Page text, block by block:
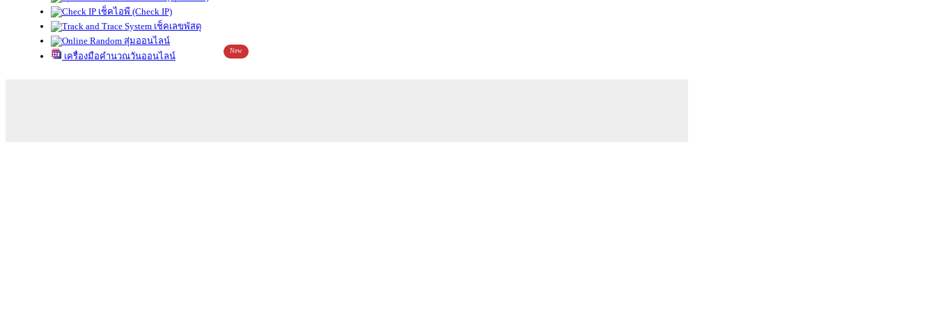
เช็คไอพี (Check IP)
เช็คเลขพัสดุ
สุ่มออนไลน์
เครื่องมือคำนวณวันออนไลน์
New